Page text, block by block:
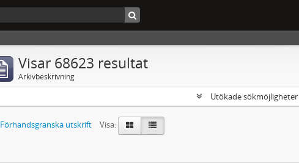
Visar 68623 resultat
Arkivbeskrivning
Utökade sökmöjligheter
Förhandsgranska utskrift Visa: